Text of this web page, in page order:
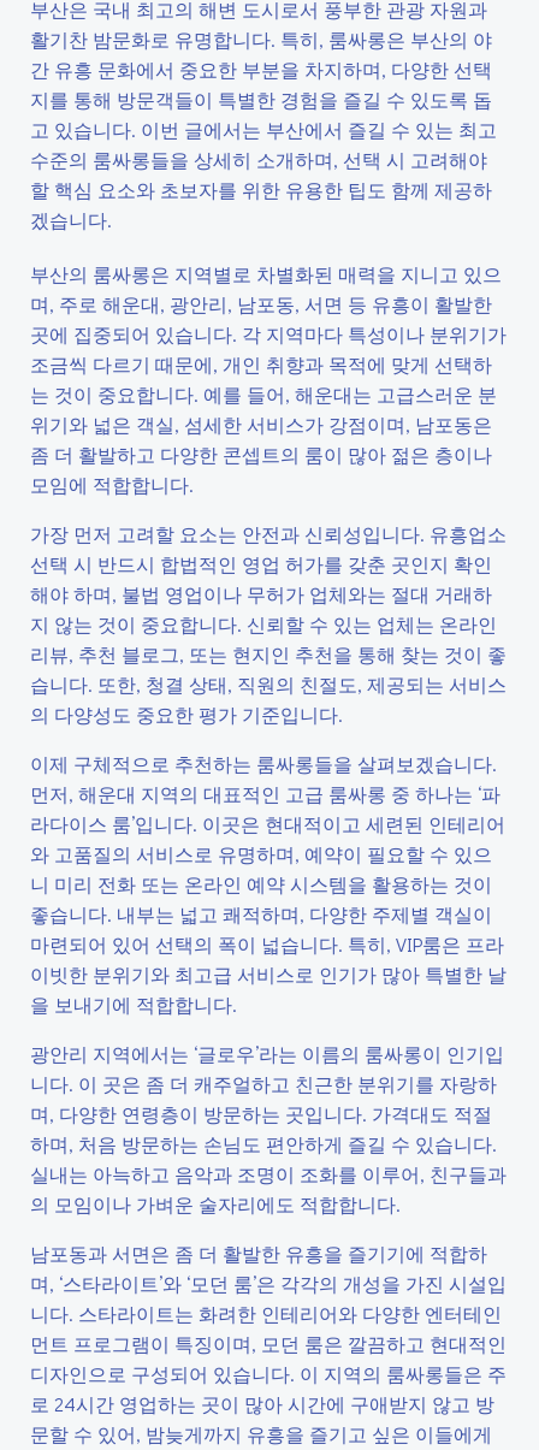
부산은 국내 최고의 해변 도시로서 풍부한 관광 자원과
활기찬 밤문화로 유명합니다. 특히, 룸싸롱은 부산의 야
간 유흥 문화에서 중요한 부분을 차지하며, 다양한 선택
지를 통해 방문객들이 특별한 경험을 즐길 수 있도록 돕
고 있습니다. 이번 글에서는 부산에서 즐길 수 있는 최고
수준의 룸싸롱들을 상세히 소개하며, 선택 시 고려해야
할 핵심 요소와 초보자를 위한 유용한 팁도 함께 제공하
겠습니다.
부산의 룸싸롱은 지역별로 차별화된 매력을 지니고 있으
며, 주로 해운대, 광안리, 남포동, 서면 등 유흥이 활발한
곳에 집중되어 있습니다. 각 지역마다 특성이나 분위기가
조금씩 다르기 때문에, 개인 취향과 목적에 맞게 선택하
는 것이 중요합니다. 예를 들어, 해운대는 고급스러운 분
위기와 넓은 객실, 섬세한 서비스가 강점이며, 남포동은
좀 더 활발하고 다양한 콘셉트의 룸이 많아 젊은 층이나
모임에 적합합니다.
가장 먼저 고려할 요소는 안전과 신뢰성입니다. 유흥업소
선택 시 반드시 합법적인 영업 허가를 갖춘 곳인지 확인
해야 하며, 불법 영업이나 무허가 업체와는 절대 거래하
지 않는 것이 중요합니다. 신뢰할 수 있는 업체는 온라인
리뷰, 추천 블로그, 또는 현지인 추천을 통해 찾는 것이 좋
습니다. 또한, 청결 상태, 직원의 친절도, 제공되는 서비스
의 다양성도 중요한 평가 기준입니다.
이제 구체적으로 추천하는 룸싸롱들을 살펴보겠습니다.
먼저, 해운대 지역의 대표적인 고급 룸싸롱 중 하나는 ‘파
라다이스 룸’입니다. 이곳은 현대적이고 세련된 인테리어
와 고품질의 서비스로 유명하며, 예약이 필요할 수 있으
니 미리 전화 또는 온라인 예약 시스템을 활용하는 것이
좋습니다. 내부는 넓고 쾌적하며, 다양한 주제별 객실이
마련되어 있어 선택의 폭이 넓습니다. 특히, VIP룸은 프라
이빗한 분위기와 최고급 서비스로 인기가 많아 특별한 날
을 보내기에 적합합니다.
광안리 지역에서는 ‘글로우’라는 이름의 룸싸롱이 인기입
니다. 이 곳은 좀 더 캐주얼하고 친근한 분위기를 자랑하
며, 다양한 연령층이 방문하는 곳입니다. 가격대도 적절
하며, 처음 방문하는 손님도 편안하게 즐길 수 있습니다.
실내는 아늑하고 음악과 조명이 조화를 이루어, 친구들과
의 모임이나 가벼운 술자리에도 적합합니다.
남포동과 서면은 좀 더 활발한 유흥을 즐기기에 적합하
며, ‘스타라이트’와 ‘모던 룸’은 각각의 개성을 가진 시설입
니다. 스타라이트는 화려한 인테리어와 다양한 엔터테인
먼트 프로그램이 특징이며, 모던 룸은 깔끔하고 현대적인
디자인으로 구성되어 있습니다. 이 지역의 룸싸롱들은 주
로 24시간 영업하는 곳이 많아 시간에 구애받지 않고 방
문할 수 있어, 밤늦게까지 유흥을 즐기고 싶은 이들에게